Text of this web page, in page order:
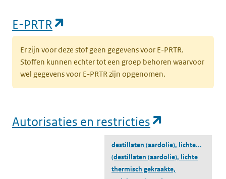
E-PRTR
Er zijn voor deze stof geen gegevens voor E-PRTR.
Stoffen kunnen echter tot een groep behoren waarvoor
wel gegevens voor E-PRTR zijn opgenomen.
Autorisaties en restricties
destillaten (aardolie), lichte...
(destillaten (aardolie), lichte
thermisch gekraakte,